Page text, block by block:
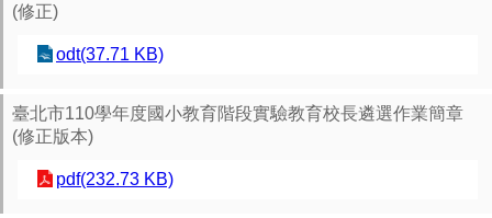
(修正)
odt(37.71 KB)
臺北市110學年度國小教育階段實驗教育校長遴選作業簡章
(修正版本)
pdf(232.73 KB)